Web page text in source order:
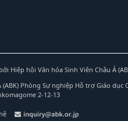
Hiệp hội Văn hóa Sinh Viên Châu Á
Phòng Sự nghiệp Hỗ trợ Giáo dục
2-12-13